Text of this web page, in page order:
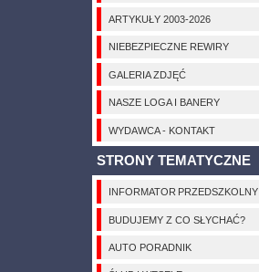
ARTYKUŁY 2003-2026
NIEBEZPIECZNE REWIRY
GALERIA ZDJĘĆ
NASZE LOGA I BANERY
WYDAWCA - KONTAKT
STRONY TEMATYCZNE
INFORMATOR PRZEDSZKOLNY
BUDUJEMY Z CO SŁYCHAĆ?
AUTO PORADNIK